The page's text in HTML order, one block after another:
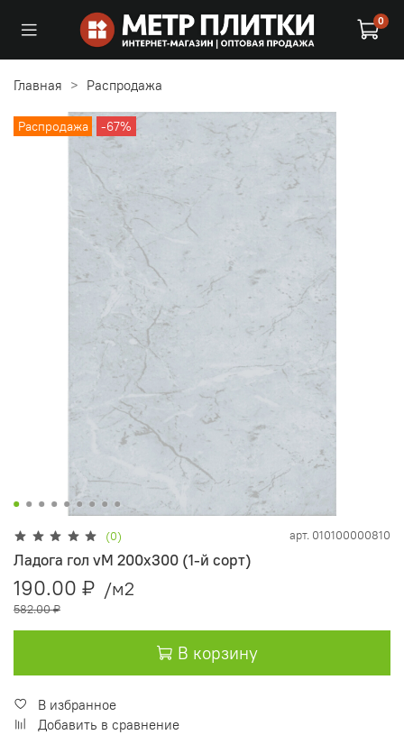
0
Главная Распродажа
Распродажа -67%
(0) арт. 010100000810
Ладога гол vM 200х300 (1-й сорт)
190.00 ₽ /м2
582.00 ₽
В корзину
В избранное
Добавить в сравнение